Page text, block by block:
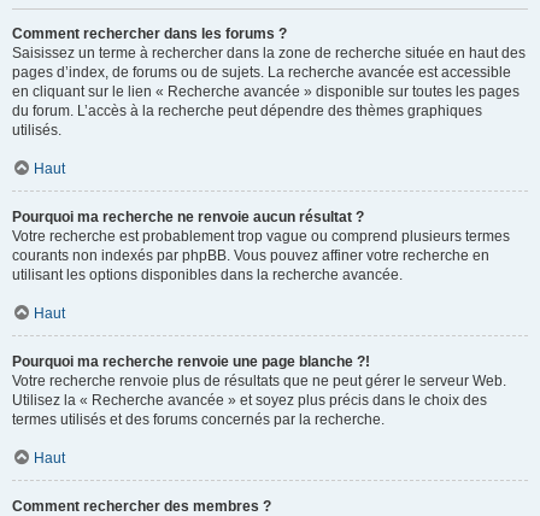
Comment rechercher dans les forums ?
Saisissez un terme à rechercher dans la zone de recherche située en haut des
pages d’index, de forums ou de sujets. La recherche avancée est accessible
en cliquant sur le lien « Recherche avancée » disponible sur toutes les pages
du forum. L’accès à la recherche peut dépendre des thèmes graphiques
utilisés.
Haut
Pourquoi ma recherche ne renvoie aucun résultat ?
Votre recherche est probablement trop vague ou comprend plusieurs termes
courants non indexés par phpBB. Vous pouvez affiner votre recherche en
utilisant les options disponibles dans la recherche avancée.
Haut
Pourquoi ma recherche renvoie une page blanche ?!
Votre recherche renvoie plus de résultats que ne peut gérer le serveur Web.
Utilisez la « Recherche avancée » et soyez plus précis dans le choix des
termes utilisés et des forums concernés par la recherche.
Haut
Comment rechercher des membres ?